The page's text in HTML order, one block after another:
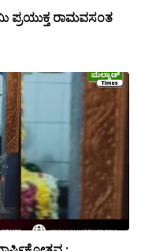
ಪ್ರಯುಕ್ತ ರಾಮವಸಂತ